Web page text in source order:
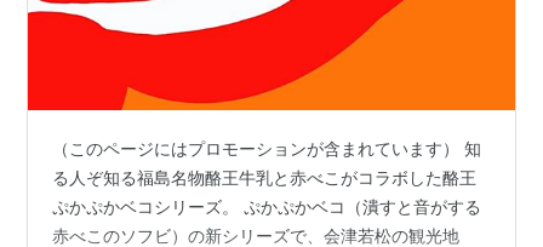
（このページにはプロモーションが含まれています） 知
る人ぞ知る福島名物酪王牛乳と赤べこがコラボした酪王
ぷかぷかベコシリーズ。 ぷかぷかベコ（潰すと音がする
赤べこのソフビ）の新シリーズで、会津若松の観光地